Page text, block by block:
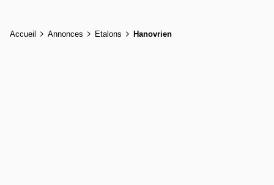
Accueil Annonces Etalons Hanovrien